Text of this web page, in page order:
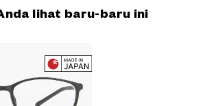
lihat baru-baru ini